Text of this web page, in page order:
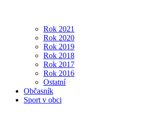
Rok 2021
Rok 2020
Rok 2019
Rok 2018
Rok 2017
Rok 2016
Ostatní
Občasník
Sport v obci